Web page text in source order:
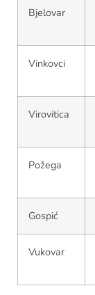
Bjelovar
Vinkovci
Virovitica
Požega
Gospić
Vukovar